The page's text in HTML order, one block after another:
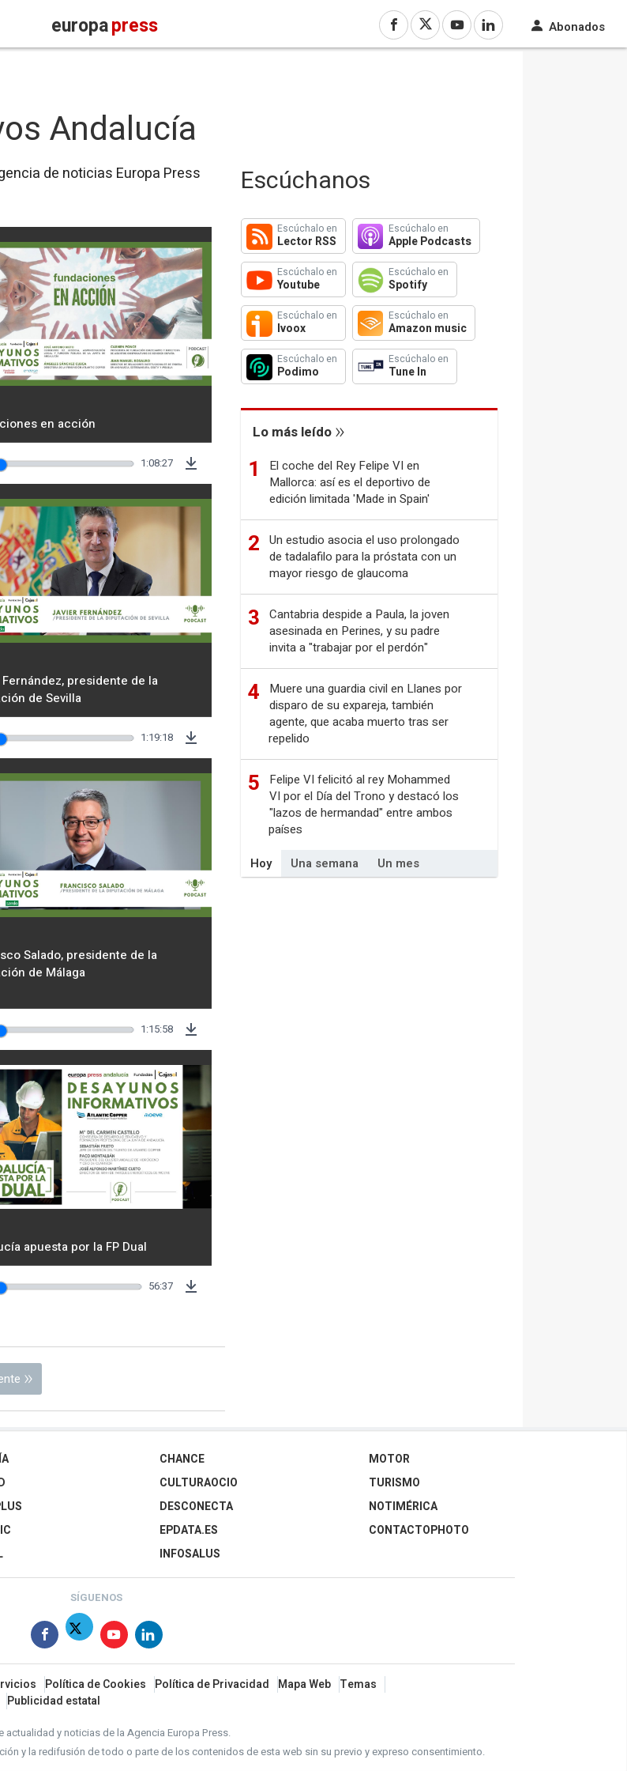
europapress Abonados
Andalucía
de noticias Europa Press
en acción
1:08:27
presidente de la
de Sevilla
1:19:18
Salado, presidente de la
de Málaga
1:15:58
apuesta por la FP Dual
56:37
Escúchanos
Escúchalo en
Lector RSS
Escúchalo en
Apple Podcasts
Escúchalo en
Youtube
Escúchalo en
Spotify
Escúchalo en
Ivoox
Escúchalo en
Amazon music
Escúchalo en
Podimo
Escúchalo en
Tune In
Lo más leído
1
El coche del Rey Felipe VI en
Mallorca: así es el deportivo de
edición limitada 'Made in Spain'
2 Un estudio asocia el uso prolongado
de tadalafilo para la próstata con un
mayor riesgo de glaucoma
3 Cantabria despide a Paula, la joven
asesinada en Perines, y su padre
invita a "trabajar por el perdón"
4
Muere una guardia civil en Llanes por
disparo de su expareja, también
agente, que acaba muerto tras ser
repelido
5
Felipe VI felicitó al rey Mohammed
VI por el Día del Trono y destacó los
"lazos de hermandad" entre ambos
países
Hoy
Una semana Un mes
CHANCE
CULTURAOCIO
DESCONECTA
EPDATA.ES
INFOSALUS
MOTOR
TURISMO
NOTIMÉRICA
CONTACTOPHOTO
SÍGUENOS
Política de Cookies Política de Privacidad Mapa Web Temas
Publicidad estatal
actualidad y noticias de la Agencia Europa Press.
y la redifusión de todo o parte de los contenidos de esta web sin su previo y expreso consentimiento.